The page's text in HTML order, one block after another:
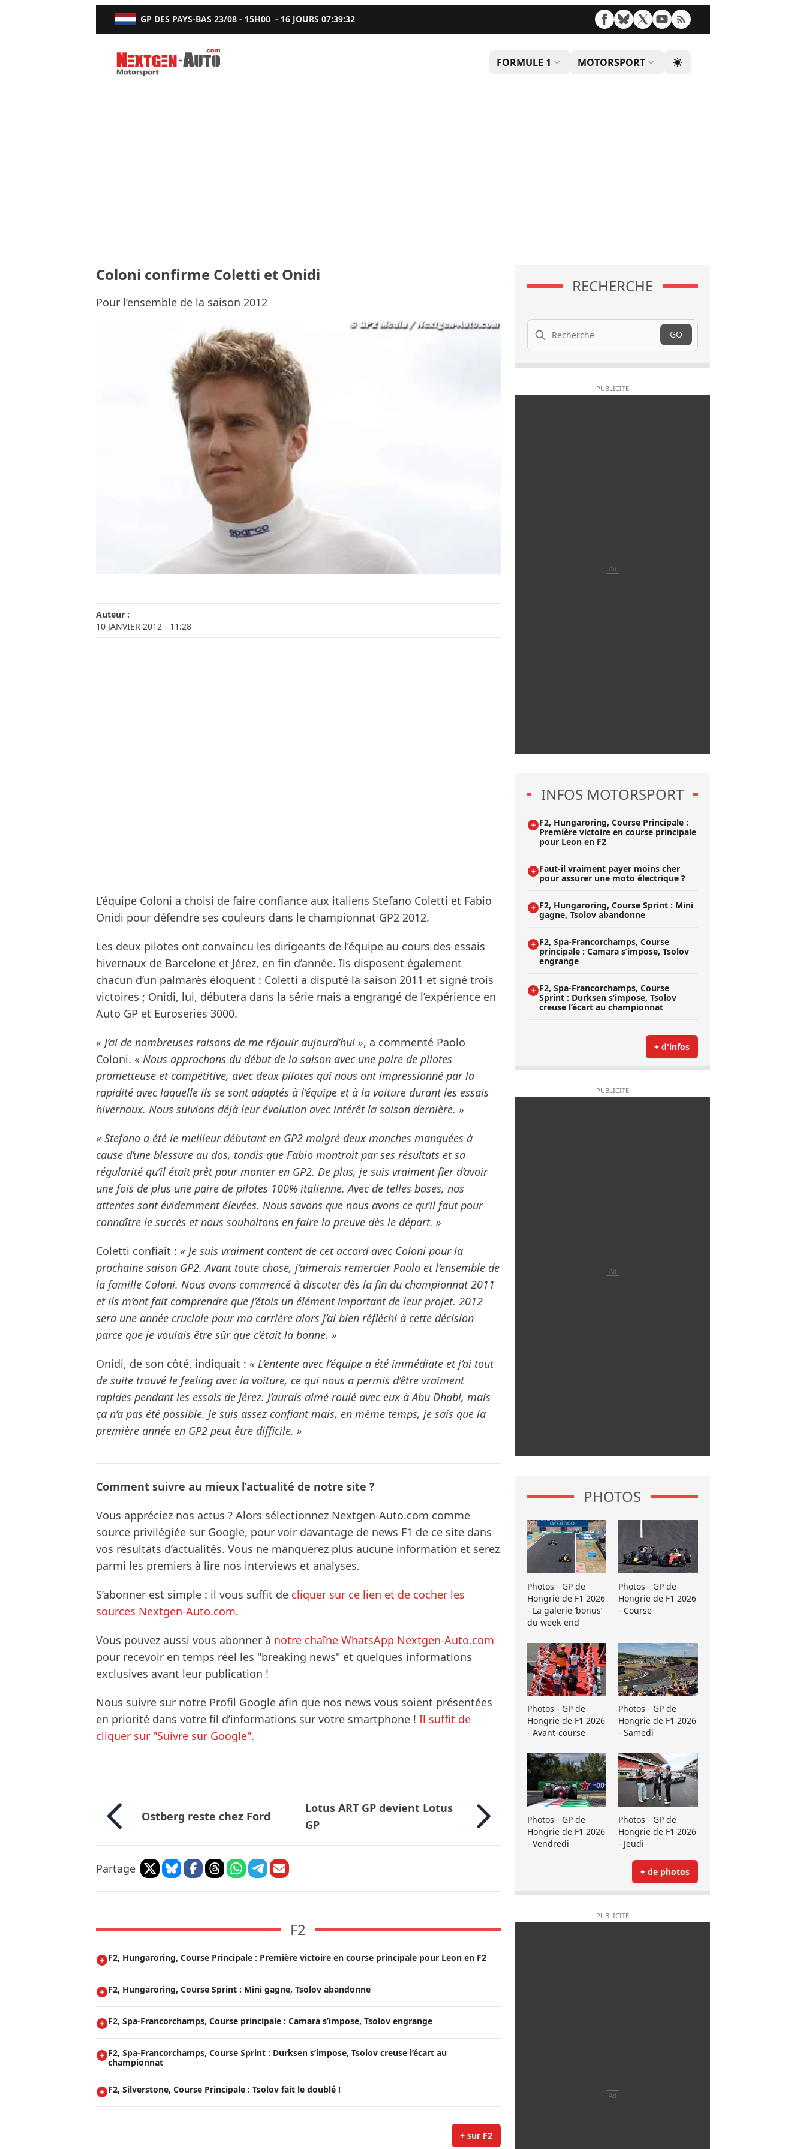
GP DES PAYS-BAS 23/08 - 15H00 - 16 JOURS07:39:31
Nextgen-Auto.com
FORMULE 1 MOTORSPORT
Coloni confirme Coletti et Onidi
Pour l’ensemble de la saison 2012
Auteur :
10 JANVIER 2012 - 11:28
L’équipe Coloni a choisi de faire confiance aux italiens Stefano Coletti et Fabio
Onidi pour défendre ses couleurs dans le championnat GP2 2012.
Les deux pilotes ont convaincu les dirigeants de l’équipe au cours des essais
hivernaux de Barcelone et Jérez, en fin d’année. Ils disposent également
chacun d’un palmarès éloquent : Coletti a disputé la saison 2011 et signé trois
victoires ; Onidi, lui, débutera dans la série mais a engrangé de l’expérience en
Auto GP et Euroseries 3000.
« J’ai de nombreuses raisons de me réjouir aujourd’hui », a commenté Paolo
Coloni. « Nous approchons du début de la saison avec une paire de pilotes
prometteuse et compétitive, avec deux pilotes qui nous ont impressionné par la
rapidité avec laquelle ils se sont adaptés à l’équipe et à la voiture durant les essais
hivernaux. Nous suivions déjà leur évolution avec intérêt la saison dernière. »
« Stefano a été le meilleur débutant en GP2 malgré deux manches manquées à
cause d’une blessure au dos, tandis que Fabio montrait par ses résultats et sa
régularité qu’il était prêt pour monter en GP2. De plus, je suis vraiment fier d’avoir
une fois de plus une paire de pilotes 100% italienne. Avec de telles bases, nos
attentes sont évidemment élevées. Nous savons que nous avons ce qu’il faut pour
connaître le succès et nous souhaitons en faire la preuve dès le départ. »
Coletti confiait : « Je suis vraiment content de cet accord avec Coloni pour la
prochaine saison GP2. Avant toute chose, j’aimerais remercier Paolo et l’ensemble de
la famille Coloni. Nous avons commencé à discuter dès la fin du championnat 2011
et ils m’ont fait comprendre que j’étais un élément important de leur projet. 2012
sera une année cruciale pour ma carrière alors j’ai bien réfléchi à cette décision
parce que je voulais être sûr que c’était la bonne. »
Onidi, de son côté, indiquait : « L’entente avec l’équipe a été immédiate et j’ai tout
de suite trouvé le feeling avec la voiture, ce qui nous a permis d’être vraiment
rapides pendant les essais de Jérez. J’aurais aimé roulé avec eux à Abu Dhabi, mais
ça n’a pas été possible. Je suis assez confiant mais, en même temps, je sais que la
première année en GP2 peut être difficile. »
Comment suivre au mieux l’actualité de notre site ?
Vous appréciez nos actus ? Alors sélectionnez Nextgen-Auto.com comme
source privilégiée sur Google, pour voir davantage de news F1 de ce site dans
vos résultats d’actualités. Vous ne manquerez plus aucune information et serez
parmi les premiers à lire nos interviews et analyses.
S’abonner est simple : il vous suffit de cliquer sur ce lien et de cocher les
sources Nextgen-Auto.com.
Vous pouvez aussi vous abonner à notre chaîne WhatsApp Nextgen-Auto.com
pour recevoir en temps réel les "breaking news" et quelques informations
exclusives avant leur publication !
Nous suivre sur notre Profil Google afin que nos news vous soient présentées
en priorité dans votre fil d’informations sur votre smartphone ! Il suffit de
cliquer sur "Suivre sur Google".
Ostberg reste chez Ford
Lotus ART GP devient Lotus
GP
Partage
F2
F2, Hungaroring, Course Principale : Première victoire en course principale pour Leon en F2
F2, Hungaroring, Course Sprint : Mini gagne, Tsolov abandonne
F2, Spa-Francorchamps, Course principale : Camara s’impose, Tsolov engrange
F2, Spa-Francorchamps, Course Sprint : Durksen s’impose, Tsolov creuse l’écart au
championnat
F2, Silverstone, Course Principale : Tsolov fait le doublé !
+ sur F2
RECHERCHE
Recherche
GO
INFOS MOTORSPORT
F2, Hungaroring, Course Principale :
Première victoire en course principale
pour Leon en F2
Faut-il vraiment payer moins cher
pour assurer une moto électrique ?
F2, Hungaroring, Course Sprint : Mini
gagne, Tsolov abandonne
F2, Spa-Francorchamps, Course
principale : Camara s’impose, Tsolov
engrange
F2, Spa-Francorchamps, Course
Sprint : Durksen s’impose, Tsolov
creuse l’écart au championnat
+ d'infos
PHOTOS
Photos - GP de
Hongrie de F1 2026
- La galerie ’bonus’
du week-end
Photos - GP de
Hongrie de F1 2026
- Course
Photos - GP de
Hongrie de F1 2026
- Avant-course
Photos - GP de
Hongrie de F1 2026
- Samedi
Photos - GP de
Hongrie de F1 2026
- Vendredi
Photos - GP de
Hongrie de F1 2026
- Jeudi
+ de photos